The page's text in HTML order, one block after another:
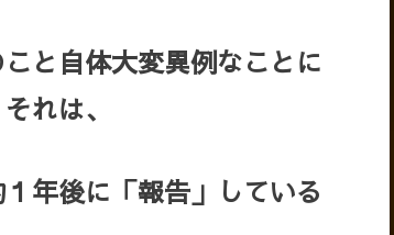
と自体大変異例なことに
れは、
年後に「報告」している